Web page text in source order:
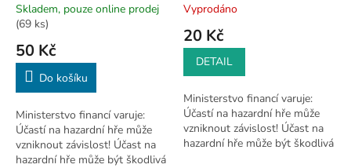
Skladem, pouze online prodej
(69 ks)
50 Kč
Do košíku
Ministerstvo financí varuje:
Účastí na hazardní hře může
vzniknout závislost! Účast na
hazardní hře může být škodlivá
Vyprodáno
20 Kč
DETAIL
Ministerstvo financí varuje:
Účastí na hazardní hře může
vzniknout závislost! Účast na
hazardní hře může být škodlivá